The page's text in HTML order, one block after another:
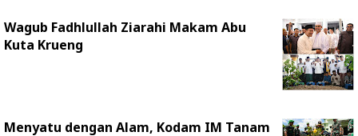
Wagub Fadhlullah Ziarahi Makam Abu
Kuta Krueng
Menyatu dengan Alam, Kodam IM Tanam